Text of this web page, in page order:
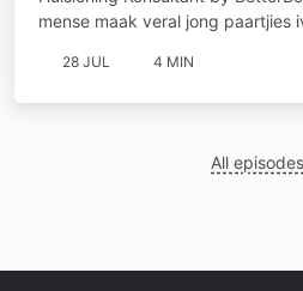
mense maak veral jong paartjies
28 JUL 4 MIN
All episodes